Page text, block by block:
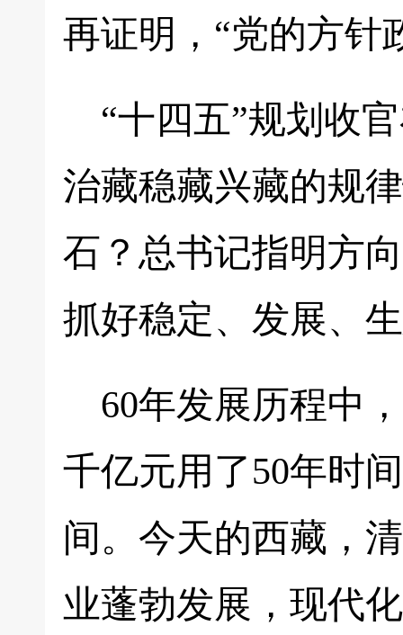
再证明，“党的方针
“十四五”规划收
治藏稳藏兴藏的规
石？总书记指明方
抓好稳定、发展、
60年发展历程中
千亿元用了50年时
间。今天的西藏，
业蓬勃发展，现代